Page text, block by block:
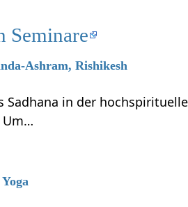
Seminare
Ashram, Rishikesh
Sadhana in der
Um…